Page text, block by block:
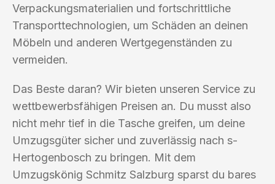
Verpackungsmaterialien und fortschrittliche
Transporttechnologien, um Schäden an deinen
Möbeln und anderen Wertgegenständen zu
vermeiden.
Das Beste daran? Wir bieten unseren Service zu
wettbewerbsfähigen Preisen an. Du musst also
nicht mehr tief in die Tasche greifen, um deine
Umzugsgüter sicher und zuverlässig nach s-
Hertogenbosch zu bringen. Mit dem
Umzugskönig Schmitz Salzburg sparst du bares